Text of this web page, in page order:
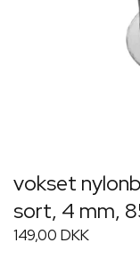
vokset
sort, 4 mm,
149,00 DKK